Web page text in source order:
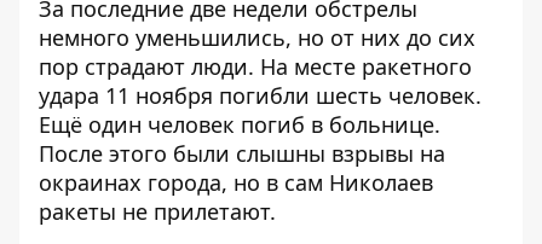
За последние две недели обстрелы
немного уменьшились, но от них до сих
пор страдают люди. На месте ракетного
удара 11 ноября погибли шесть человек.
Ещё один человек погиб в больнице.
После этого были слышны взрывы на
окраинах города, но в сам Николаев
ракеты не прилетают.